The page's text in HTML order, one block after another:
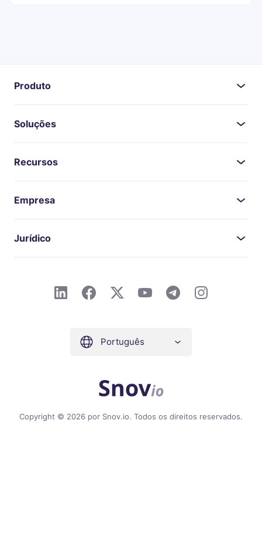
Produto
Soluções
Recursos
Empresa
Jurídico
Copyright © 2026 por Snov.io. Todos os direitos reservados.
Português